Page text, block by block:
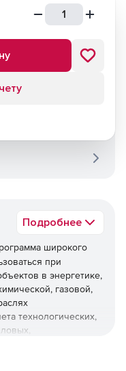
Подробнее
широкого
при
в энергетике,
газовой,
технологических,